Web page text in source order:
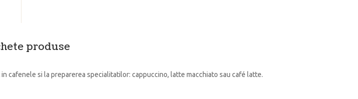
produse
cafenele si la preparerea specialitatilor: cappuccino, latte macchiato sau café latte.